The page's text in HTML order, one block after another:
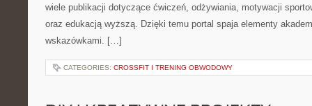
wiele publikacji dotyczące ćwiczeń, odżywiania, motywacji
oraz edukacją wyższą. Dzięki temu portal spaja elementy
wskazówkami. […]
CATEGORIES: CROSSFIT I TRENING OBWODOWY